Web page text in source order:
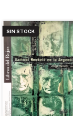
SIN STOCK